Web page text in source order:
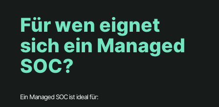
Für wen eignet
sich ein Managed
SOC?
Ein Managed SOC ist ideal für: